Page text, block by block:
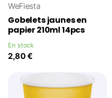
WeFiesta
Gobelets jaunes en
papier 210ml 14pcs
En stock
2,80 €